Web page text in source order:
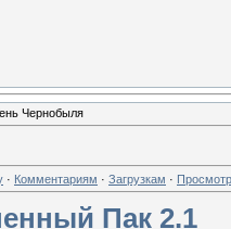
Чернобыля
· Комментариям · Загрузкам ·
Пак 2.1